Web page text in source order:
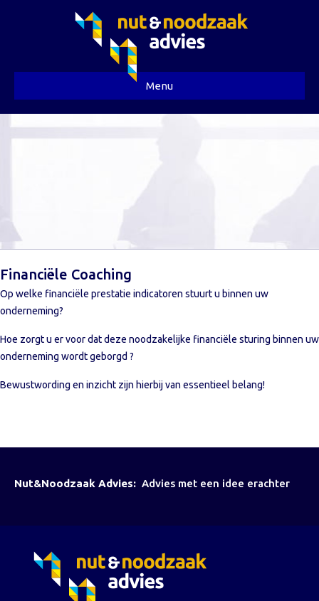
Menu
Financiële Coaching
Op welke financiële prestatie indicatoren stuurt u binnen uw
onderneming?
Hoe zorgt u er voor dat deze noodzakelijke financiële sturing binnen uw
onderneming wordt geborgd ?
Bewustwording en inzicht zijn hierbij van essentieel belang!
Nut&Noodzaak Advies: Advies met een idee erachter